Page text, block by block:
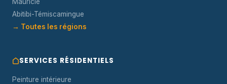
Abitibi-Témiscamingue
→ Toutes les régions
SERVICES RÉSIDENTIELS
Peinture intérieure